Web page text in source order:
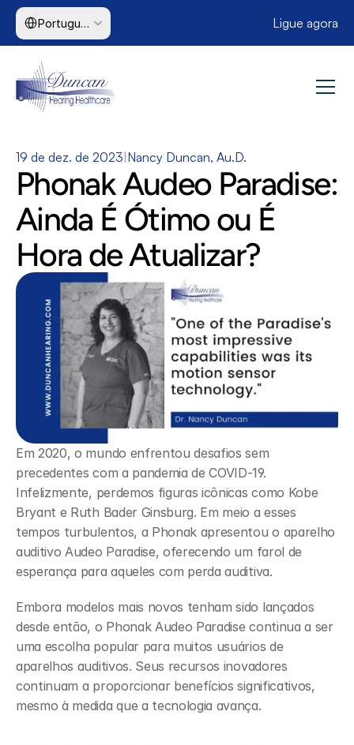
Select Language
Portuguese (Brazil) Ligue agora
19 de dez. de 2023 Nancy Duncan, Au.D.
Phonak Audeo Paradise:
Ainda É Ótimo ou É
Hora de Atualizar?
Em 2020, o mundo enfrentou desafios sem
precedentes com a pandemia de COVID-19.
Infelizmente, perdemos figuras icônicas como Kobe
Bryant e Ruth Bader Ginsburg. Em meio a esses
tempos turbulentos, a Phonak apresentou o aparelho
auditivo Audeo Paradise, oferecendo um farol de
esperança para aqueles com perda auditiva.
Embora modelos mais novos tenham sido lançados
desde então, o Phonak Audeo Paradise continua a ser
uma escolha popular para muitos usuários de
aparelhos auditivos. Seus recursos inovadores
continuam a proporcionar benefícios significativos,
mesmo à medida que a tecnologia avança.